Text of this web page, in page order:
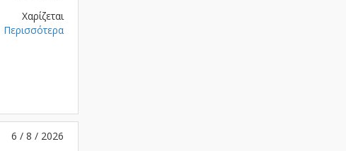
Χαρίζεται
Περισσότερα
6 / 8 / 2026